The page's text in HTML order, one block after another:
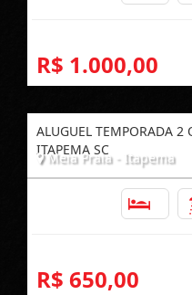
R$ 1.000,00
ALUGUEL TEMPORADA 2
ITAPEMA SC
Meia Praia - Itapema
R$ 650,00